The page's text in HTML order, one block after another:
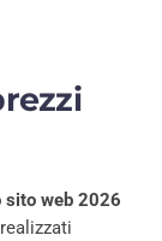
sito web 2026